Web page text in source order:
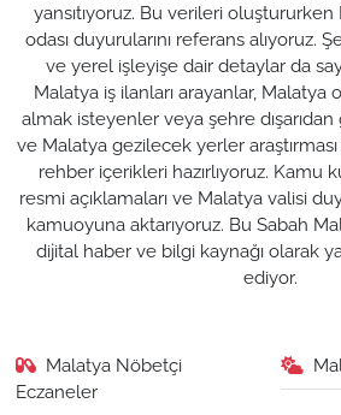
yansıtıyoruz. Bu verileri
odası duyurularını referans alıyoruz.
ve yerel işleyişe dair detaylar da
Malatya iş ilanları arayanlar, Malatya
almak isteyenler veya şehre
ve Malatya gezilecek yerler
rehber içerikleri hazırlıyoruz. Kamu
resmi açıklamaları ve Malatya valisi
kamuoyuna aktarıyoruz. Bu Sabah
dijital haber ve bilgi kaynağı olarak
ediyor.
Malatya Nöbetçi
Eczaneler